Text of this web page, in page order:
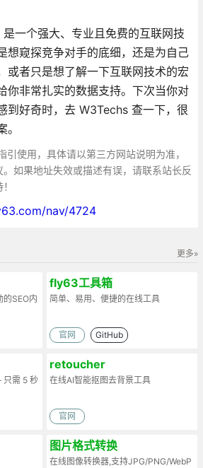
一个强大、专业且免费的互联网技
想窥探竞争对手的底细，还是为自己
或者只是想了解一下互联网技术的宏
你非常扎实的数据支持。下次当你对
到好奇时，去 W3Techs 查一下，很
使用，具体请以第三方网站说明为准，
如果地址失效或描述有误，请联系站长反
nav/4724
更多»
的SEO内
fly63工具箱
简单、易用、便捷的在线工具
官网 GitHub
只需 5 秒
retoucher
在线AI智能抠图去背景工具
官网
图片格式转换
在线图像转换器,支持JPG/PNG/WebP